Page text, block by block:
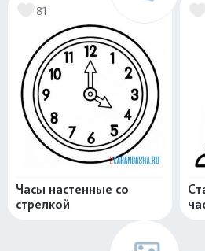
81
Часы настенные со
стрелкой